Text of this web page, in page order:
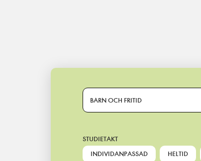
Main Navigation
BARN OCH FRITID
STUDIETAKT
INDIVIDANPASSAD
HELTID